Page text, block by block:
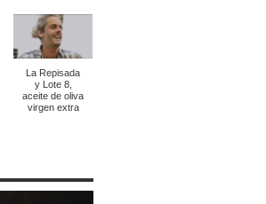
La Repisada
y Lote 8,
aceite de oliva
virgen extra